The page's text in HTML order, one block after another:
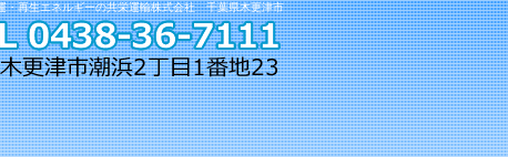
・再生エネルギーの共栄運輸株式会社 千葉県木更津市